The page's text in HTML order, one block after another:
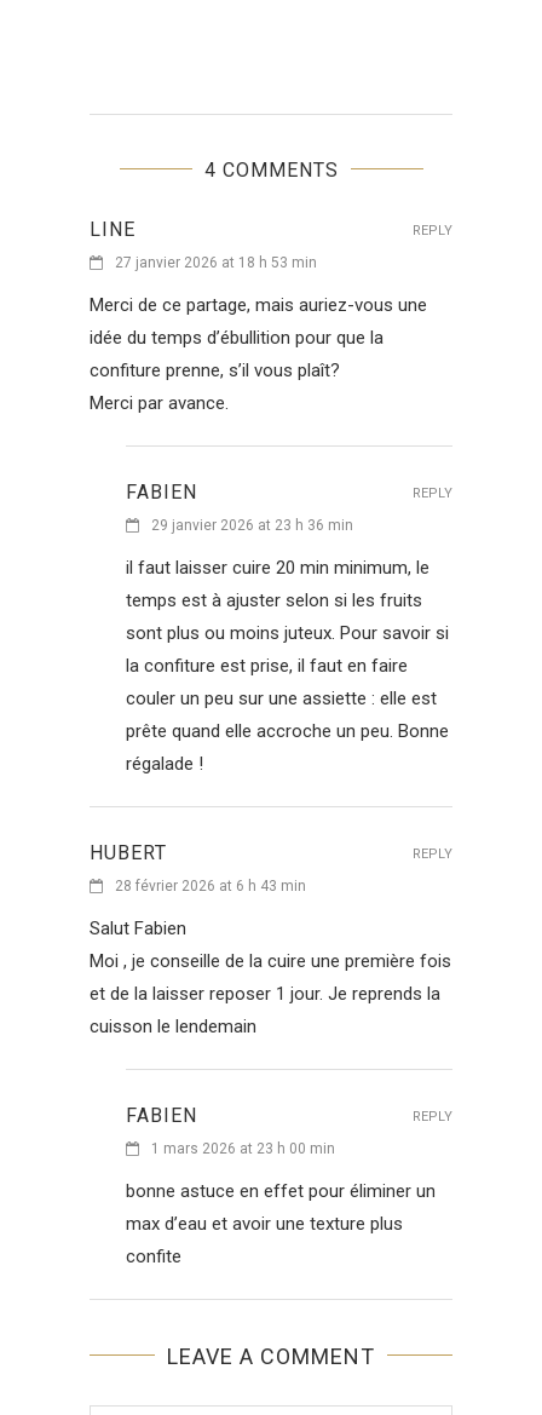
4 COMMENTS
LINE
27 janvier 2026 at 18 h 53 min
Merci de ce partage, mais auriez-vous une
idée du temps d’ébullition pour que la
confiture prenne, s’il vous plaît?
Merci par avance.
REPLY
FABIEN
29 janvier 2026 at 23 h 36 min
il faut laisser cuire 20 min minimum, le
temps est à ajuster selon si les fruits
sont plus ou moins juteux. Pour savoir si
la confiture est prise, il faut en faire
couler un peu sur une assiette : elle est
prête quand elle accroche un peu. Bonne
régalade !
REPLY
HUBERT
28 février 2026 at 6 h 43 min
Salut Fabien
Moi , je conseille de la cuire une première fois
et de la laisser reposer 1 jour. Je reprends la
cuisson le lendemain
REPLY
FABIEN
1 mars 2026 at 23 h 00 min
bonne astuce en effet pour éliminer un
max d’eau et avoir une texture plus
confite
REPLY
LEAVE A COMMENT